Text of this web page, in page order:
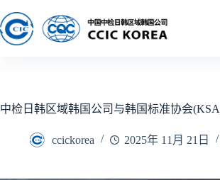
中检日韩区域韩国公司与韩国标准协会
ccickorea 2025年 11月 21日